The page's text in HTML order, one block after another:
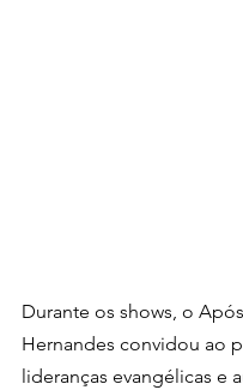
Durante os shows, o
Hernandes convidou ao
lideranças evangélicas e